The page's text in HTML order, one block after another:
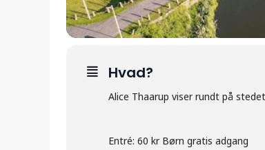
Hvad?
Alice Thaarup viser rundt på
Entré: 60 kr Børn gratis adgang